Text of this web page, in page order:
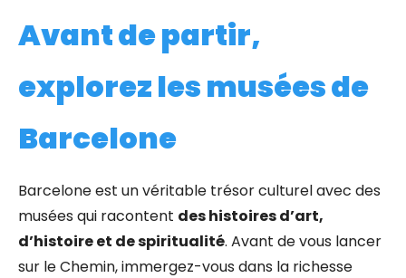
Avant de partir,
explorez les musées de
Barcelone
Barcelone est un véritable trésor culturel avec des
musées qui racontent des histoires d’art,
d’histoire et de spiritualité. Avant de vous lancer
sur le Chemin, immergez-vous dans la richesse